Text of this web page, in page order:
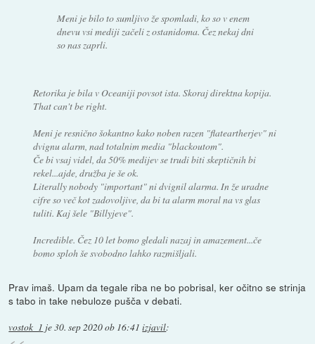
Meni je bilo to sumljivo že spomladi, ko so v enem
dnevu vsi mediji začeli z ostanidoma. Čez nekaj dni
so nas zaprli.
Retorika je bila v Oceaniji povsot ista. Skoraj direktna kopija.
That can't be right.
Meni je resnično šokantno kako noben razen "flateartherjev" ni
dvignu alarm, nad totalnim media "blackoutom".
Če bi vsaj videl, da 50% medijev se trudi biti skeptičnih bi
rekel...ajde, družba je še ok.
Literally nobody "important" ni dvignil alarma. In že uradne
cifre so več kot zadovoljive, da bi ta alarm moral na vs glas
tuliti. Kaj šele "Billyjeve".
Incredible. Čez 10 let bomo gledali nazaj in amazement...če
bomo sploh še svobodno lahko razmišljali.
Prav imaš. Upam da tegale riba ne bo pobrisal, ker očitno se strinja
s tabo in take nebuloze pušča v debati.
vostok_1 je30. sep 2020 ob 16:41 izjavil: